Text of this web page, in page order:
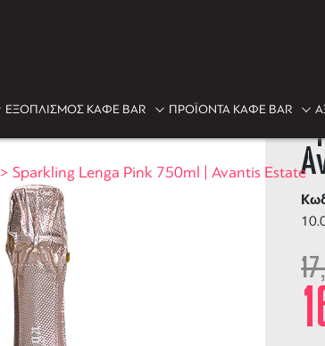
ΕΞΟΠΛΙΣΜΟΣ ΚΑΦΕ BAR ΠΡΟΪΟΝΤΑ ΚΑΦΕ BAR
> Sparkling Lenga Pink 750ml | Avantis Estate